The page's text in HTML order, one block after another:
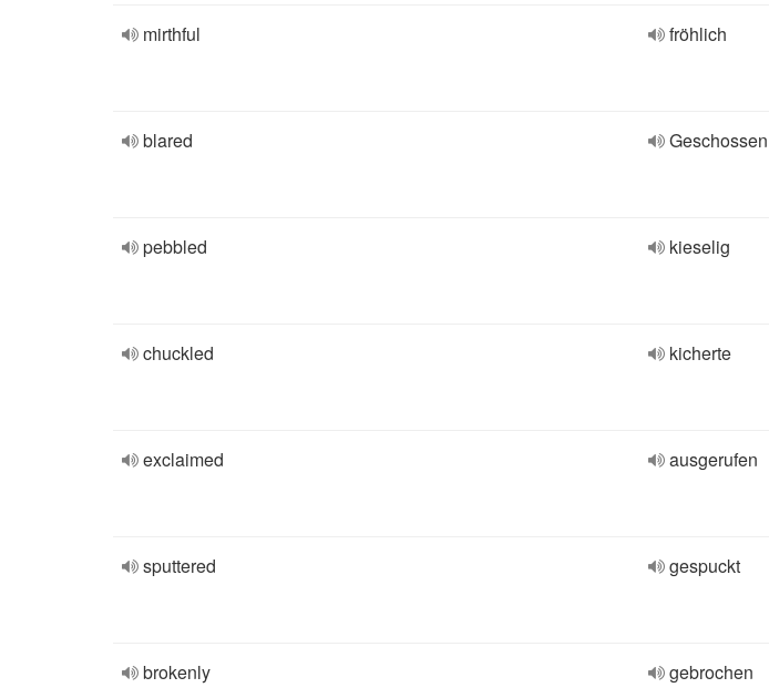
mirthful fröhlich
blared Geschossen
pebbled kieselig
chuckled kicherte
exclaimed ausgerufen
sputtered gespuckt
brokenly gebrochen